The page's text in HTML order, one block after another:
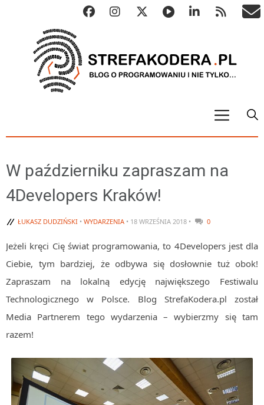
ALGO
Abstrakcyjne struktury danych
Metody numeryczne
Algorytmy sortowania
Algorytmy konwersji
Algorytmy wyszukiwania
Inne
DEV
Pascal
WEB
W październiku zapraszam na
4Developers Kraków!
ŁUKASZ DUDZIŃSKI • WYDARZENIA • 18 WRZEŚNIA 2018 • 0
Jeżeli kręci Cię świat programowania, to 4Developers jest dla
Ciebie, tym bardziej, że odbywa się dosłownie tuż obok!
Zapraszam na lokalną edycję największego Festiwalu
Technologicznego w Polsce. Blog StrefaKodera.pl został
Media Partnerem tego wydarzenia – wybierzmy się tam
razem!